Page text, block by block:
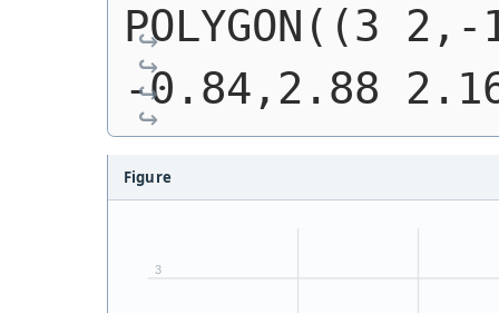
POLYGON((3
-0.84,2.88
Figure